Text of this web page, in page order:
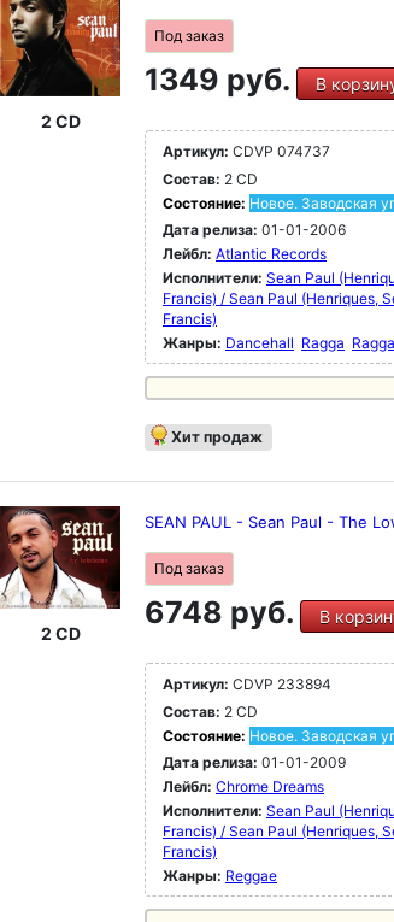
2 CD
Под заказ
1349 руб. В
Артикул: CDVP 074737
Состав: 2 CD
Состояние: Новое. Заводская
Дата релиза: 01-01-2006
Лейбл: Atlantic Records
Исполнители: Sean Paul
Francis) / Sean Paul (Henriques,
Francis)
Жанры: Dancehall Ragga
Хит продаж
2 CD
SEAN PAUL - Sean Paul - The
Под заказ
6748 руб. В
Артикул: CDVP 233894
Состав: 2 CD
Состояние: Новое. Заводская
Дата релиза: 01-01-2009
Лейбл: Chrome Dreams
Исполнители: Sean Paul
Francis) / Sean Paul (Henriques,
Francis)
Жанры: Reggae